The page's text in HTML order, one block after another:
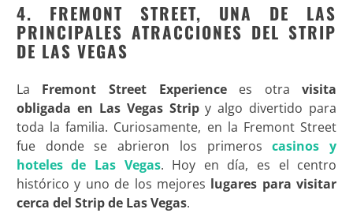
4. FREMONT STREET, UNA DE LAS
PRINCIPALES ATRACCIONES DEL STRIP
DE LAS VEGAS
La Fremont Street Experiencees otravisita
obligada en Las Vegas Stripy algo divertido para
toda la familia. Curiosamente, en la Fremont Street
fue donde se abrieron los primeros casinos y
hoteles de Las Vegas. Hoy en día, es el centro
histórico y uno de los mejores lugares para visitar
cerca del Strip de Las Vegas.